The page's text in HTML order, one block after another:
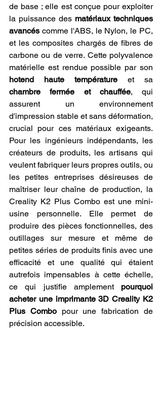
de base ; elle est conçue pour exploiter
la puissance des matériaux techniques
avancés comme l'ABS, le Nylon, le PC,
et les composites chargés de fibres de
carbone ou de verre. Cette polyvalence
hotend haute température
chambre fermée et chauffée, qui
assurent un environnement
d'impression stable et sans déformation,
crucial pour ces matériaux exigeants.
Pour les ingénieurs indépendants, les
créateurs de produits, les artisans qui
veulent fabriquer leurs propres outils, ou
les petites entreprises désireuses de
maîtriser leur chaîne de production, la
Creality K2 Plus Combo est une mini-
usine personnelle. Elle permet de
produire des pièces fonctionnelles, des
outillages sur mesure et même de
petites séries de produits finis avec une
efficacité et une qualité qui étaient
autrefois impensables à cette échelle,
ce qui justifie amplement pourquoi
acheter une imprimante 3D Creality K2
Plus Combo pour une fabrication de
précision accessible.